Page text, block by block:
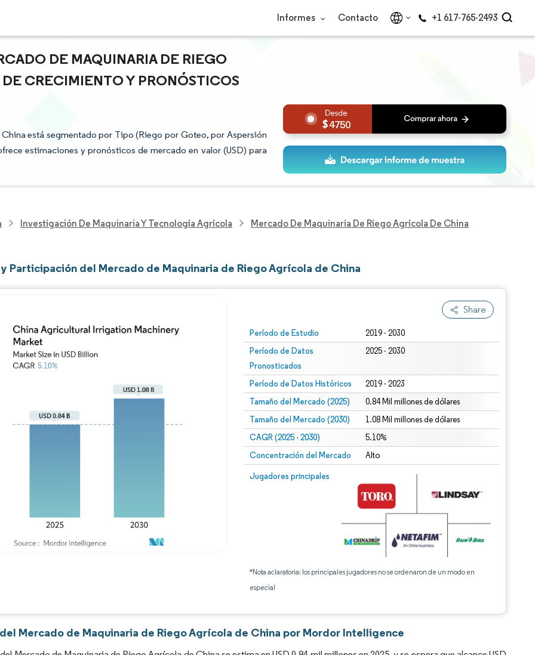
Informes Contacto +1 617-765-2493
DE MAQUINARIA DE RIEGO
CRECIMIENTO Y PRONÓSTICOS
está segmentado por Tipo (Riego por Goteo, por Aspersión
estimaciones y pronósticos de mercado en valor (USD) para
4750
Investigación De Maquinaria Y Tecnología Agrícola Mercado De Maquinaria De Riego Agrícola De China
y Participación del Mercado de Maquinaria de Riego Agrícola de China
Share
Período de Estudio 2019 - 2030
Período de Datos
Pronosticados
2025 - 2030
Período de Datos Históricos 2019 - 2023
Tamaño del Mercado (2025) 0.84 Mil millones de dólares
Tamaño del Mercado (2030) 1.08 Mil millones de dólares
CAGR (2025 - 2030) 5.10%
Concentración del Mercado Alto
Jugadores principales
*Nota aclaratoria: los principales jugadores no se ordenaron de un modo en
especial
Mercado de Maquinaria de Riego Agrícola de China por Mordor Intelligence